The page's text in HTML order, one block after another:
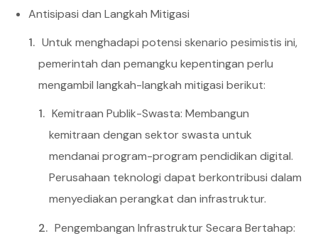
Antisipasi dan Langkah Mitigasi
Untuk menghadapi potensi skenario pesimistis ini,
pemerintah dan pemangku kepentingan perlu
mengambil langkah-langkah mitigasi berikut:
Kemitraan Publik-Swasta: Membangun
kemitraan dengan sektor swasta untuk
mendanai program-program pendidikan digital.
Perusahaan teknologi dapat berkontribusi dalam
menyediakan perangkat dan infrastruktur.
Pengembangan Infrastruktur Secara Bertahap: